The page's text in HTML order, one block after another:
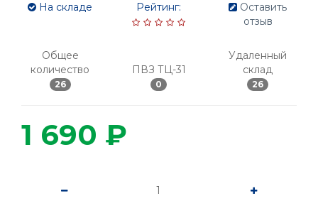
На складе
Общее
количество
26
Рейтинг:
ПВЗ ТЦ-31
0
Оставить
отзыв
Удаленный
склад
26
1 690 ₽